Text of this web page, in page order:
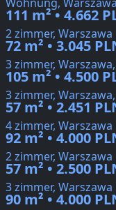
111 m² • 4.662
2 zimmer, Warszawa
72 m² • 3.045
3 zimmer,
105 m² • 4.500
3 zimmer,
57 m² • 2.451
4 zimmer, Warszawa
92 m² • 4.000
2 zimmer, Warszawa
57 m² • 2.500
3 zimmer, Warszawa
90 m² • 4.000